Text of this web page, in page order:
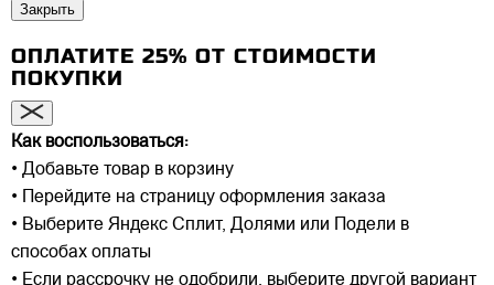
Закрыть
ОПЛАТИТЕ 25% ОТ СТОИМОСТИ
ПОКУПКИ
Как воспользоваться:
• Добавьте товар в корзину
• Перейдите на страницу оформления заказа
• Выберите Яндекс Сплит, Долями или Подели в
способах оплаты
• Если рассрочку не одобрили, выберите другой вариант